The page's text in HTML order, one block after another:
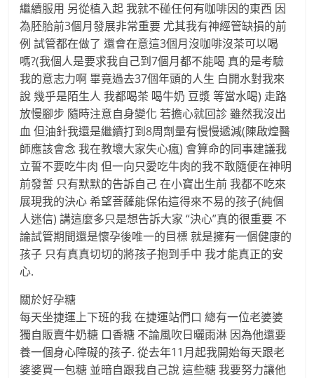
繼續服用 另從植入起 我就不碰任何有咖啡因的東西 因
為胚胎前3個月發展非常重要 尤其我有神經管缺損的前
例 試管都在做了 還會在意這3個月沒咖啡沒茶可以喝
嗎?(我個人是要求我自己到7個月都不能喝 真的是考驗
我的意志力啊 畢竟過去37個年頭的人生 白開水對我來
說 幾乎是陌生人 我都喝茶 喝牛奶 豆漿 等當水喝) 走路
放慢腳步 隨時注意自身變化 若擔心就回診 雖然我沒出
血 但油針我還是繼續打到8周劑量有慢慢遞減(陳啟煌醫
師應該會念 我在教壞大家失心瘋) 會算命的同事建議我
立誓不要吃牛肉 但一向只愛吃牛肉的我不敢隨便在神明
前發誓 只有默默的告訴自己 在小寶出生前 我都不吃來
展現我的決心 希望菩薩能保佑這得來不易的孩子(純個
人迷信) 講這麼多只是想告訴大家 “決心”真的很重要 不
論試管期間還是懷孕後唯一的目標 就是擁有一個健康的
孩子 只有真真切切的將孩子抱到手中 我才能真正的安
心.
關於好孕糖
每天坐捷運上下班的我 在捷運站們口 總有一位老婆婆
獨自販賣牛奶糖 口香糖 不論風吹日曬雨淋 因為他還要
養一個身心障礙的孩子. 從去年11月起我開始每天跟老
婆婆買一包糖 並暗自跟我自己說 這些糖 我要努力讓他